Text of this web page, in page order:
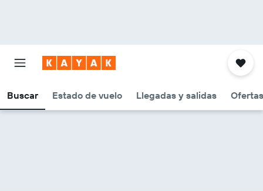
Buscar Estado de vuelo Llegadas y salidas Ofertas